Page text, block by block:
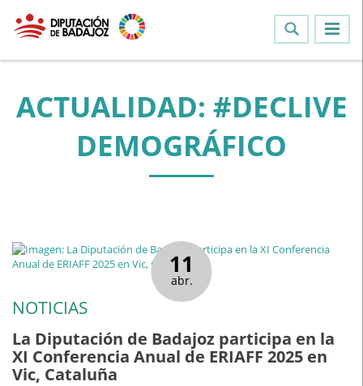
ACTUALIDAD: #DECLIVE
DEMOGRÁFICO
11
abr.
NOTICIAS
La Diputación de Badajoz participa en la
XI Conferencia Anual de ERIAFF 2025 en
Vic, Cataluña